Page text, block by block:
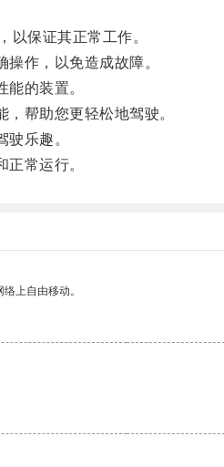
保证其正常工作。
作，以免造成故障。
的装置。
帮助您更轻松地驾驶。
乐趣。
常运行。
上自由移动。